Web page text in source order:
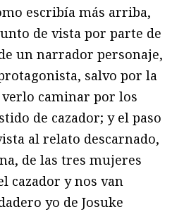
escribía más arriba,
de vista por parte de
un narrador personaje,
salvo por la
verlo caminar por los
de cazador; y el paso
al relato descarnado,
de las tres mujeres
cazador y nos van
yo de Josuke